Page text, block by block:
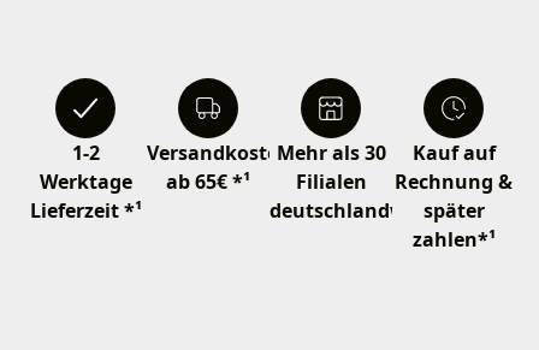
1-2
Werktage
Lieferzeit *¹
Versandkostenfrei
ab 65€ *¹
Mehr als 30
Filialen
deutschlandweit
Kauf auf
Rechnung &
später
zahlen*¹